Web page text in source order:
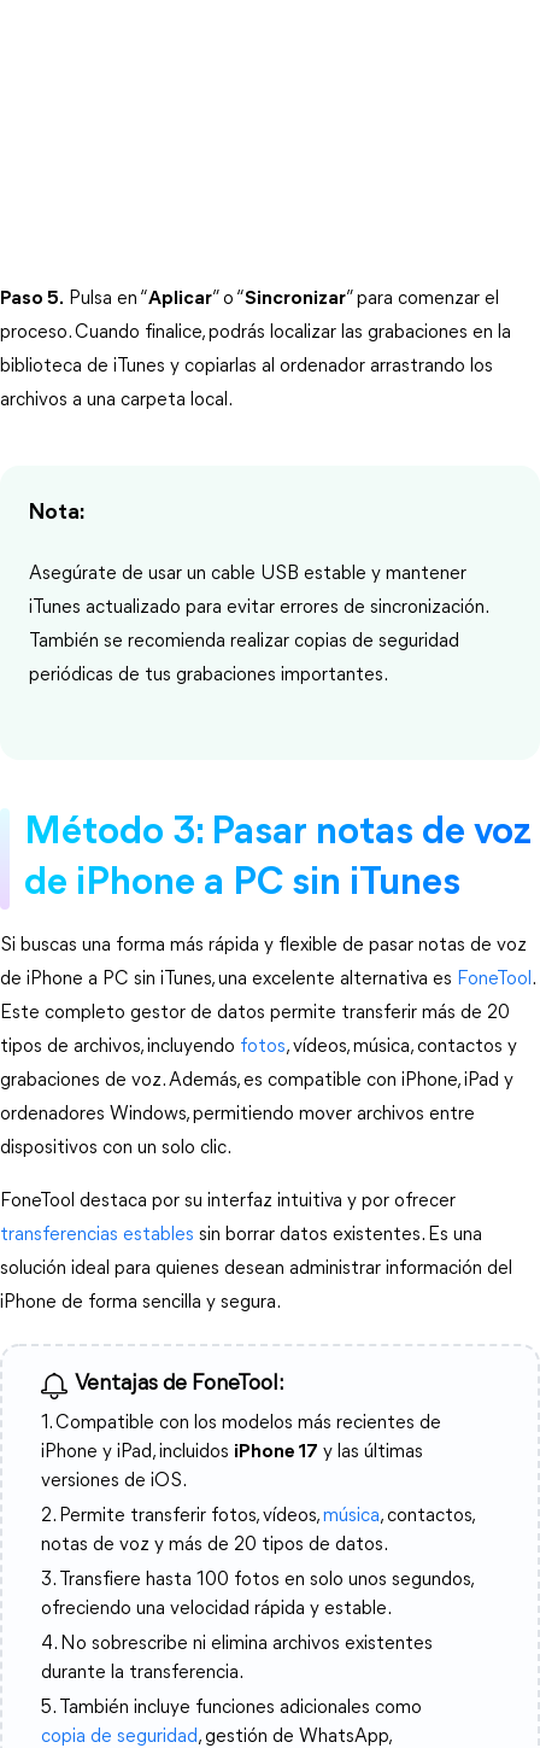
Paso 5. Pulsa en “Aplicar” o “Sincronizar” para comenzar el
proceso. Cuando finalice, podrás localizar las grabaciones en la
biblioteca de iTunes y copiarlas al ordenador arrastrando los
archivos a una carpeta local.
Nota:
Asegúrate de usar un cable USB estable y mantener
iTunes actualizado para evitar errores de sincronización.
También se recomienda realizar copias de seguridad
periódicas de tus grabaciones importantes.
Método 3: Pasar notas de voz
de iPhone a PC sin iTunes
Si buscas una forma más rápida y flexible de pasar notas de voz
de iPhone a PC sin iTunes, una excelente alternativa es FoneTool .
Este completo gestor de datos permite transferir más de 20
tipos de archivos, incluyendo fotos, vídeos, música, contactos y
grabaciones de voz. Además, es compatible con iPhone, iPad y
ordenadores Windows, permitiendo mover archivos entre
dispositivos con un solo clic.
FoneTool destaca por su interfaz intuitiva y por ofrecer
transferencias estables sin borrar datos existentes. Es una
solución ideal para quienes desean administrar información del
iPhone de forma sencilla y segura.
Ventajas de FoneTool:
1. Compatible con los modelos más recientes de
iPhone y iPad, incluidos iPhone 17 y las últimas
versiones de iOS.
2. Permite transferir fotos, vídeos,música, contactos,
notas de voz y más de 20 tipos de datos.
3. Transfiere hasta 100 fotos en solo unos segundos,
ofreciendo una velocidad rápida y estable.
4. No sobrescribe ni elimina archivos existentes
durante la transferencia.
5. También incluye funciones adicionales como
copia de seguridad, gestión de WhatsApp,